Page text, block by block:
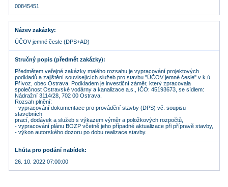
00845451
Název zakázky
ÚČOV jemné česle (DPS+AD)
Stručný popis (předmět zakázky)
Předmětem veřejné zakázky malého rozsahu je vypracování projektových
podkladů a zajištění souvisejících služeb pro stavbu "ÚČOV jemné česle" v k.ú.
Přívoz, obec Ostrava. Podkladem je investiční záměr, který zpracovala
společnost Ostravské vodárny a kanalizace a.s., IČO: 45193673, se sídlem:
Nádražní 3114/28, 702 00 Ostrava.
Rozsah plnění:
- vypracování dokumentace pro provádění stavby (DPS) vč. soupisu
stavebních
prací, dodávek a služeb s výkazem výměr a položkových rozpočtů,
- vypracování plánu BOZP včetně jeho případné aktualizace při přípravě stavby,
- výkon autorského dozoru po dobu realizace stavby.
Lhůta pro podání nabídek
26. 10. 2022 07:00:00